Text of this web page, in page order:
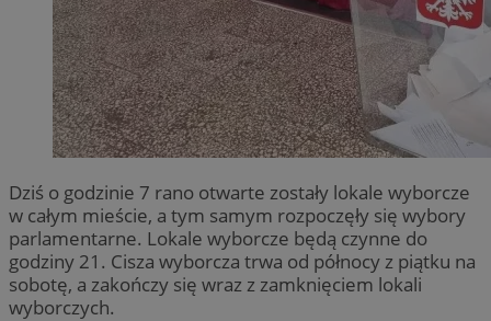
Dziś o godzinie 7 rano otwarte zostały lokale wyborcze
w całym mieście, a tym samym rozpoczęły się wybory
parlamentarne. Lokale wyborcze będą czynne do
godziny 21. Cisza wyborcza trwa od północy z piątku na
sobotę, a zakończy się wraz z zamknięciem lokali
wyborczych.